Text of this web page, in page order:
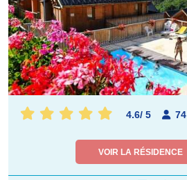
4.6/ 5 74
VOIR LA RÉSIDENCE